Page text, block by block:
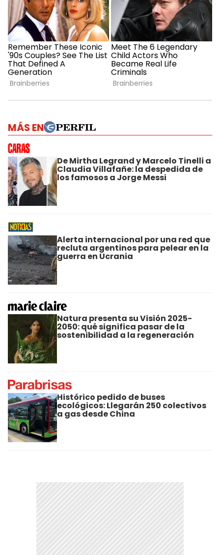
MÁS EN
De Mirtha Legrand y Marcelo Tinelli a
Claudia Villafañe: la despedida de
los famosos a Jorge Messi
Alerta internacional por una red que
recluta argentinos para pelear en la
guerra en Ucrania
Natura presenta su Visión 2025-
2050: qué significa pasar de la
sostenibilidad a la regeneración
Histórico pedido de buses
ecológicos: Llegarán 250 colectivos
a gas desde China